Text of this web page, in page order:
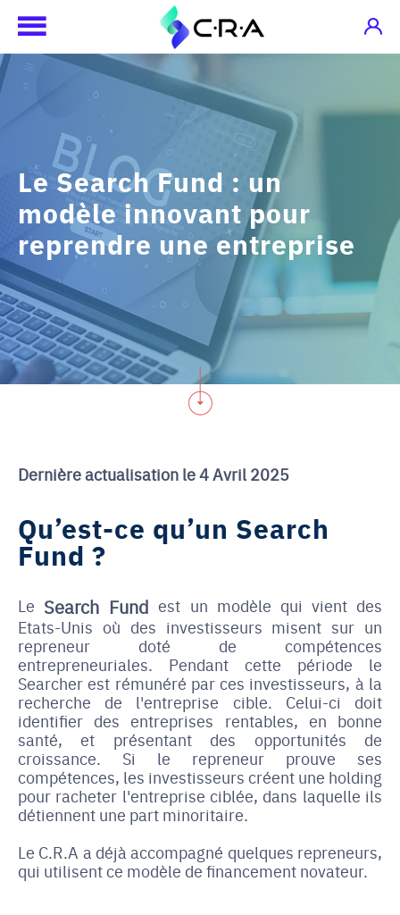
Le Search Fund : un
modèle innovant pour
reprendre une entreprise
Dernière actualisation le 4 Avril 2025
Qu’est-ce qu’un Search
Fund ?
Le Search Fund est un modèle qui vient des
Etats-Unis où des investisseurs misent sur un
repreneur doté de compétences
entrepreneuriales. Pendant cette période le
Searcher est rémunéré par ces investisseurs, à la
recherche de l'entreprise cible. Celui-ci doit
identifier des entreprises rentables, en bonne
santé, et présentant des opportunités de
croissance. Si le repreneur prouve ses
compétences, les investisseurs créent une holding
pour racheter l'entreprise ciblée, dans laquelle ils
détiennent une part minoritaire.
Le C.R.A a déjà accompagné quelques repreneurs,
qui utilisent ce modèle de financement novateur.